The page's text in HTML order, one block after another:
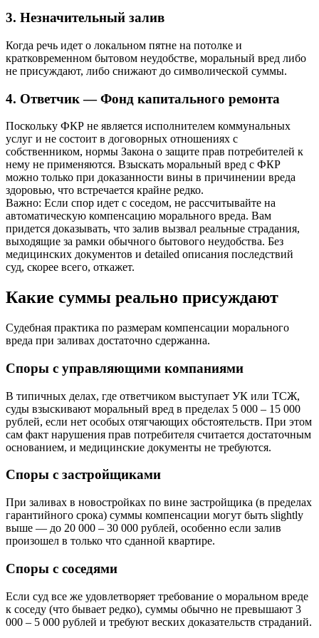
3. Незначительный залив
Когда речь идет о локальном пятне на потолке и
кратковременном бытовом неудобстве, моральный вред либо
не присуждают, либо снижают до символической суммы.
4. Ответчик — Фонд капитального ремонта
Поскольку ФКР не является исполнителем коммунальных
услуг и не состоит в договорных отношениях с
собственником, нормы Закона о защите прав потребителей к
нему не применяются. Взыскать моральный вред с ФКР
можно только при доказанности вины в причинении вреда
здоровью, что встречается крайне редко.
Важно: Если спор идет с соседом, не рассчитывайте на
автоматическую компенсацию морального вреда. Вам
придется доказывать, что залив вызвал реальные страдания,
выходящие за рамки обычного бытового неудобства. Без
медицинских документов и detailed описания последствий
суд, скорее всего, откажет.
Какие суммы реально присуждают
Судебная практика по размерам компенсации морального
вреда при заливах достаточно сдержанна.
Споры с управляющими компаниями
В типичных делах, где ответчиком выступает УК или ТСЖ,
суды взыскивают моральный вред в пределах 5 000 – 15 000
рублей, если нет особых отягчающих обстоятельств. При этом
сам факт нарушения прав потребителя считается достаточным
основанием, и медицинские документы не требуются.
Споры с застройщиками
При заливах в новостройках по вине застройщика (в пределах
гарантийного срока) суммы компенсации могут быть slightly
выше — до 20 000 – 30 000 рублей, особенно если залив
произошел в только что сданной квартире.
Споры с соседями
Если суд все же удовлетворяет требование о моральном вреде
к соседу (что бывает редко), суммы обычно не превышают 3
000 – 5 000 рублей и требуют веских доказательств страданий.